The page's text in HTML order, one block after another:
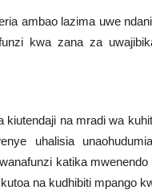
ambao lazima uwe
kwa zana za
na mradi wa
uhalisia
katika
na kudhibiti mpango